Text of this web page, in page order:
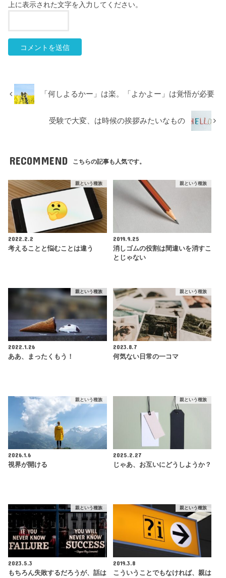
上に表示された文字を入力してください。
「何しよるかー」は楽。「よかよー」は覚悟が必要
受験で大変、は時候の挨拶みたいなもの
RECOMMEND こちらの記事も人気です。
親という種族
2022.2.2
考えることと悩むことは違う
親という種族
2019.9.25
消しゴムの役割は間違いを消すこ
とじゃない
親という種族
2022.1.26
ああ、まったくもう！
親という種族
2023.8.7
何気ない日常の一コマ
親という種族
2026.1.6
視界が開ける
親という種族
2025.2.27
じゃあ、お互いにどうしようか？
親という種族
2023.5.3
もちろん失敗するだろうが、話は
親という種族
2019.3.8
こういうことでもなければ、親は